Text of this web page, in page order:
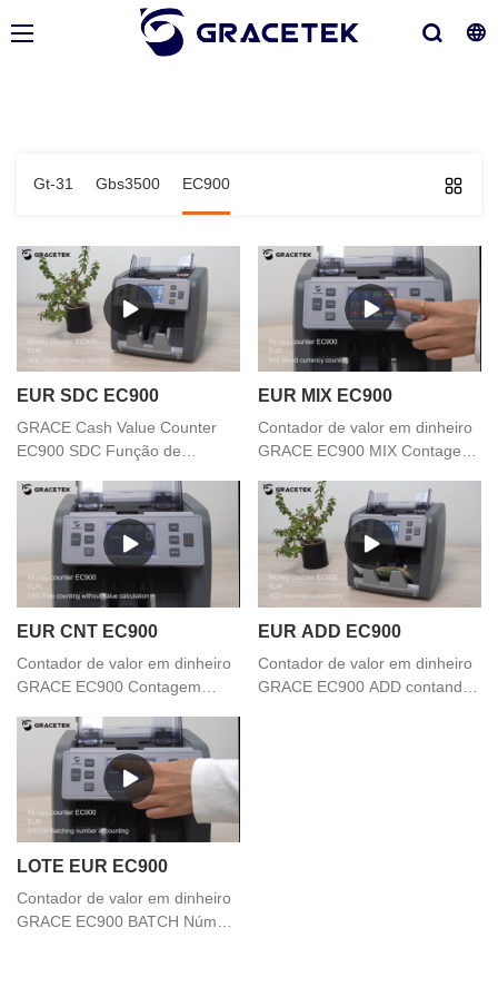
Gt-31 Gbs3500 EC900
EUR SDC EC900
GRACE Cash Value Counter
EC900 SDC Função de
EUR MIX EC900
Contador de valor em dinheiro
GRACE EC900 MIX Contagem
EUR CNT EC900
Contador de valor em dinheiro
GRACE EC900 Contagem
de valor
EUR ADD EC900
Contador de valor em dinheiro
GRACE EC900 ADD contando
LOTE EUR EC900
Contador de valor em dinheiro
GRACE EC900 BATCH Número